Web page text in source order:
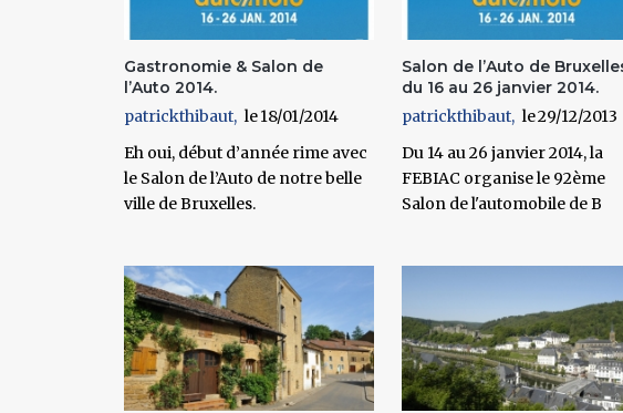
Gastronomie & Salon de
l’Auto 2014.
patrickthibaut
18/01/2014
Eh oui, début d’année rime avec
le Salon de l’Auto de notre belle
ville de Bruxelles.
Salon de l’Auto de
du 16 au 26 janvier 2014.
patrickthibaut
29/12/2013
Du 14 au 26 janvier 2014, la
FEBIAC organise le 92ème
Salon de l'automobile de B